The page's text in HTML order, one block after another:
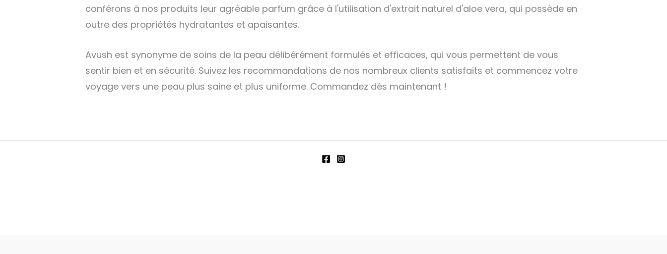
conférons à nos produits leur agréable parfum grâce à l'utilisation d'extrait naturel d'aloe vera, qui possède en
outre des propriétés hydratantes et apaisantes.
Avush est synonyme de soins de la peau délibérément formulés et efficaces, qui vous permettent de vous
sentir bien et en sécurité. Suivez les recommandations de nos nombreux clients satisfaits et commencez votre
voyage vers une peau plus saine et plus uniforme. Commandez dès maintenant !